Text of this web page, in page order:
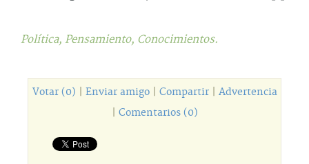
Política, Pensamiento, Conocimientos.
Votar (0) Enviar amigo| Compartir| Advertencia
Comentarios (0)